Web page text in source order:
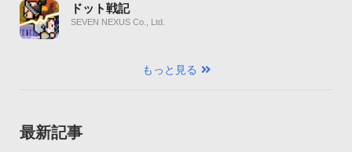
ドット戦記
SEVEN NEXUS Co., Ltd.
もっと見る
最新記事